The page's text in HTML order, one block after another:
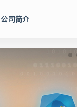
公司简介